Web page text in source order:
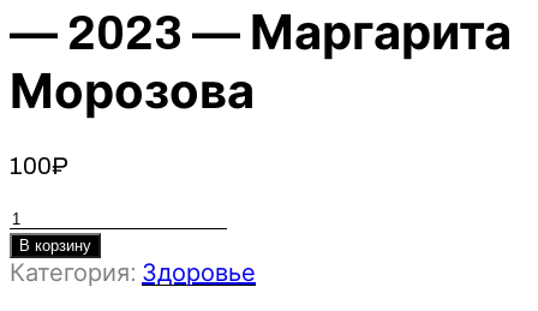
— 2023 — Маргарита
Морозова
100₽
Количество
товара
Ребаланс
В корзину
Категория: Здоровье